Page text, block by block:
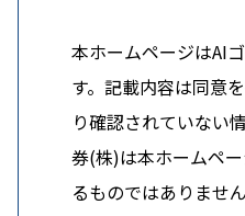
本ホームページはAI
す。記載内容は同意
り確認されていない
券(株)は本ホームペ
るものではありませ